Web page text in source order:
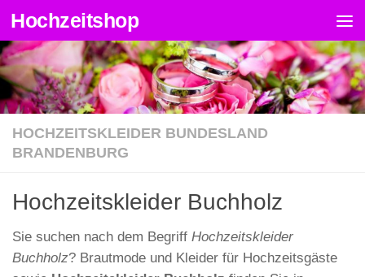
Zum Inhalt springen
Hochzeitshop
HOCHZEITSKLEIDER BUNDESLAND
BRANDENBURG
Hochzeitskleider Buchholz
Sie suchen nach dem Begriff Hochzeitskleider
Buchholz? Brautmode und Kleider für Hochzeitsgäste